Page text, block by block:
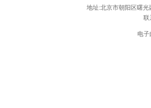
地址:北京市朝阳区曙光
联
电